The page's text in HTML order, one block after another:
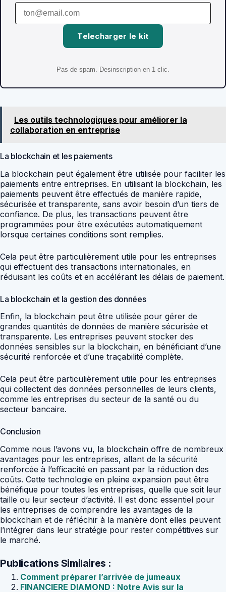
Telecharger le kit
Pas de spam. Desinscription en 1 clic.
Les outils technologiques pour améliorer la
collaboration en entreprise
La blockchain et les paiements
La blockchain peut également être utilisée pour faciliter les
paiements entre entreprises. En utilisant la blockchain, les
paiements peuvent être effectués de manière rapide,
sécurisée et transparente, sans avoir besoin d’un tiers de
confiance. De plus, les transactions peuvent être
programmées pour être exécutées automatiquement
lorsque certaines conditions sont remplies.
Cela peut être particulièrement utile pour les entreprises
qui effectuent des transactions internationales, en
réduisant les coûts et en accélérant les délais de paiement.
La blockchain et la gestion des données
Enfin, la blockchain peut être utilisée pour gérer de
grandes quantités de données de manière sécurisée et
transparente. Les entreprises peuvent stocker des
données sensibles sur la blockchain, en bénéficiant d’une
sécurité renforcée et d’une traçabilité complète.
Cela peut être particulièrement utile pour les entreprises
qui collectent des données personnelles de leurs clients,
comme les entreprises du secteur de la santé ou du
secteur bancaire.
Conclusion
Comme nous l’avons vu, la blockchain offre de nombreux
avantages pour les entreprises, allant de la sécurité
renforcée à l’efficacité en passant par la réduction des
coûts. Cette technologie en pleine expansion peut être
bénéfique pour toutes les entreprises, quelle que soit leur
taille ou leur secteur d’activité. Il est donc essentiel pour
les entreprises de comprendre les avantages de la
blockchain et de réfléchir à la manière dont elles peuvent
l’intégrer dans leur stratégie pour rester compétitives sur
le marché.
Publications Similaires :
Comment préparer l’arrivée de jumeaux
FINANCIERE DIAMOND : Notre Avis sur la